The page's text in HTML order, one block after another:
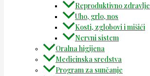
Reproduktivno zdravlje
Uho, grlo, nos
Kosti, zglobovi i mišići
Nervni sistem
Oralna higijena
Medicinska sredstva
Program za sunčanje